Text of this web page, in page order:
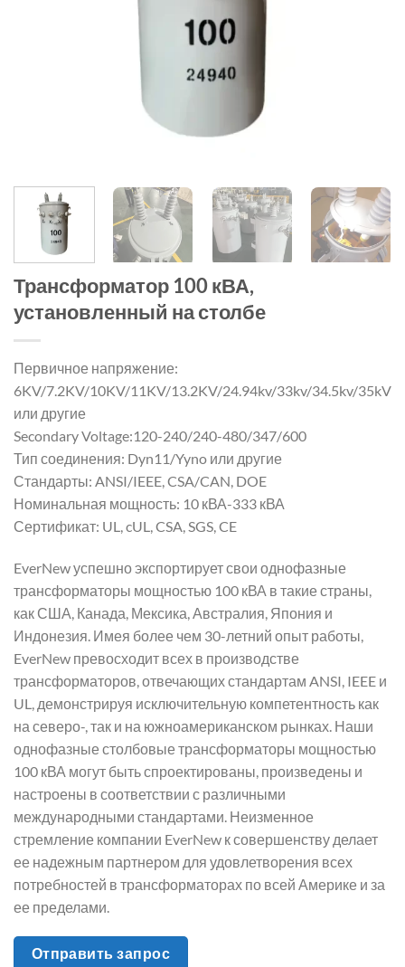
Трансформатор 100 кВА,
установленный на столбе
Первичное напряжение:
6KV/7.2KV/10KV/11KV/13.2KV/24.94kv/33kv/34.5kv/35kV
или другие
Secondary Voltage:120-240/240-480/347/600
Тип соединения: Dyn11/Yyno или другие
Стандарты: ANSI/IEEE, CSA/CAN, DOE
Номинальная мощность: 10 кВА-333 кВА
Сертификат: UL, cUL, CSA, SGS, CE
EverNew успешно экспортирует свои однофазные
трансформаторы мощностью 100 кВА в такие страны,
как США, Канада, Мексика, Австралия, Япония и
Индонезия. Имея более чем 30-летний опыт работы,
EverNew превосходит всех в производстве
трансформаторов, отвечающих стандартам ANSI, IEEE и
UL, демонстрируя исключительную компетентность как
на северо-, так и на южноамериканском рынках. Наши
однофазные столбовые трансформаторы мощностью
100 кВА могут быть спроектированы, произведены и
настроены в соответствии с различными
международными стандартами. Неизменное
стремление компании EverNew к совершенству делает
ее надежным партнером для удовлетворения всех
потребностей в трансформаторах по всей Америке и за
ее пределами.
Отправить запрос